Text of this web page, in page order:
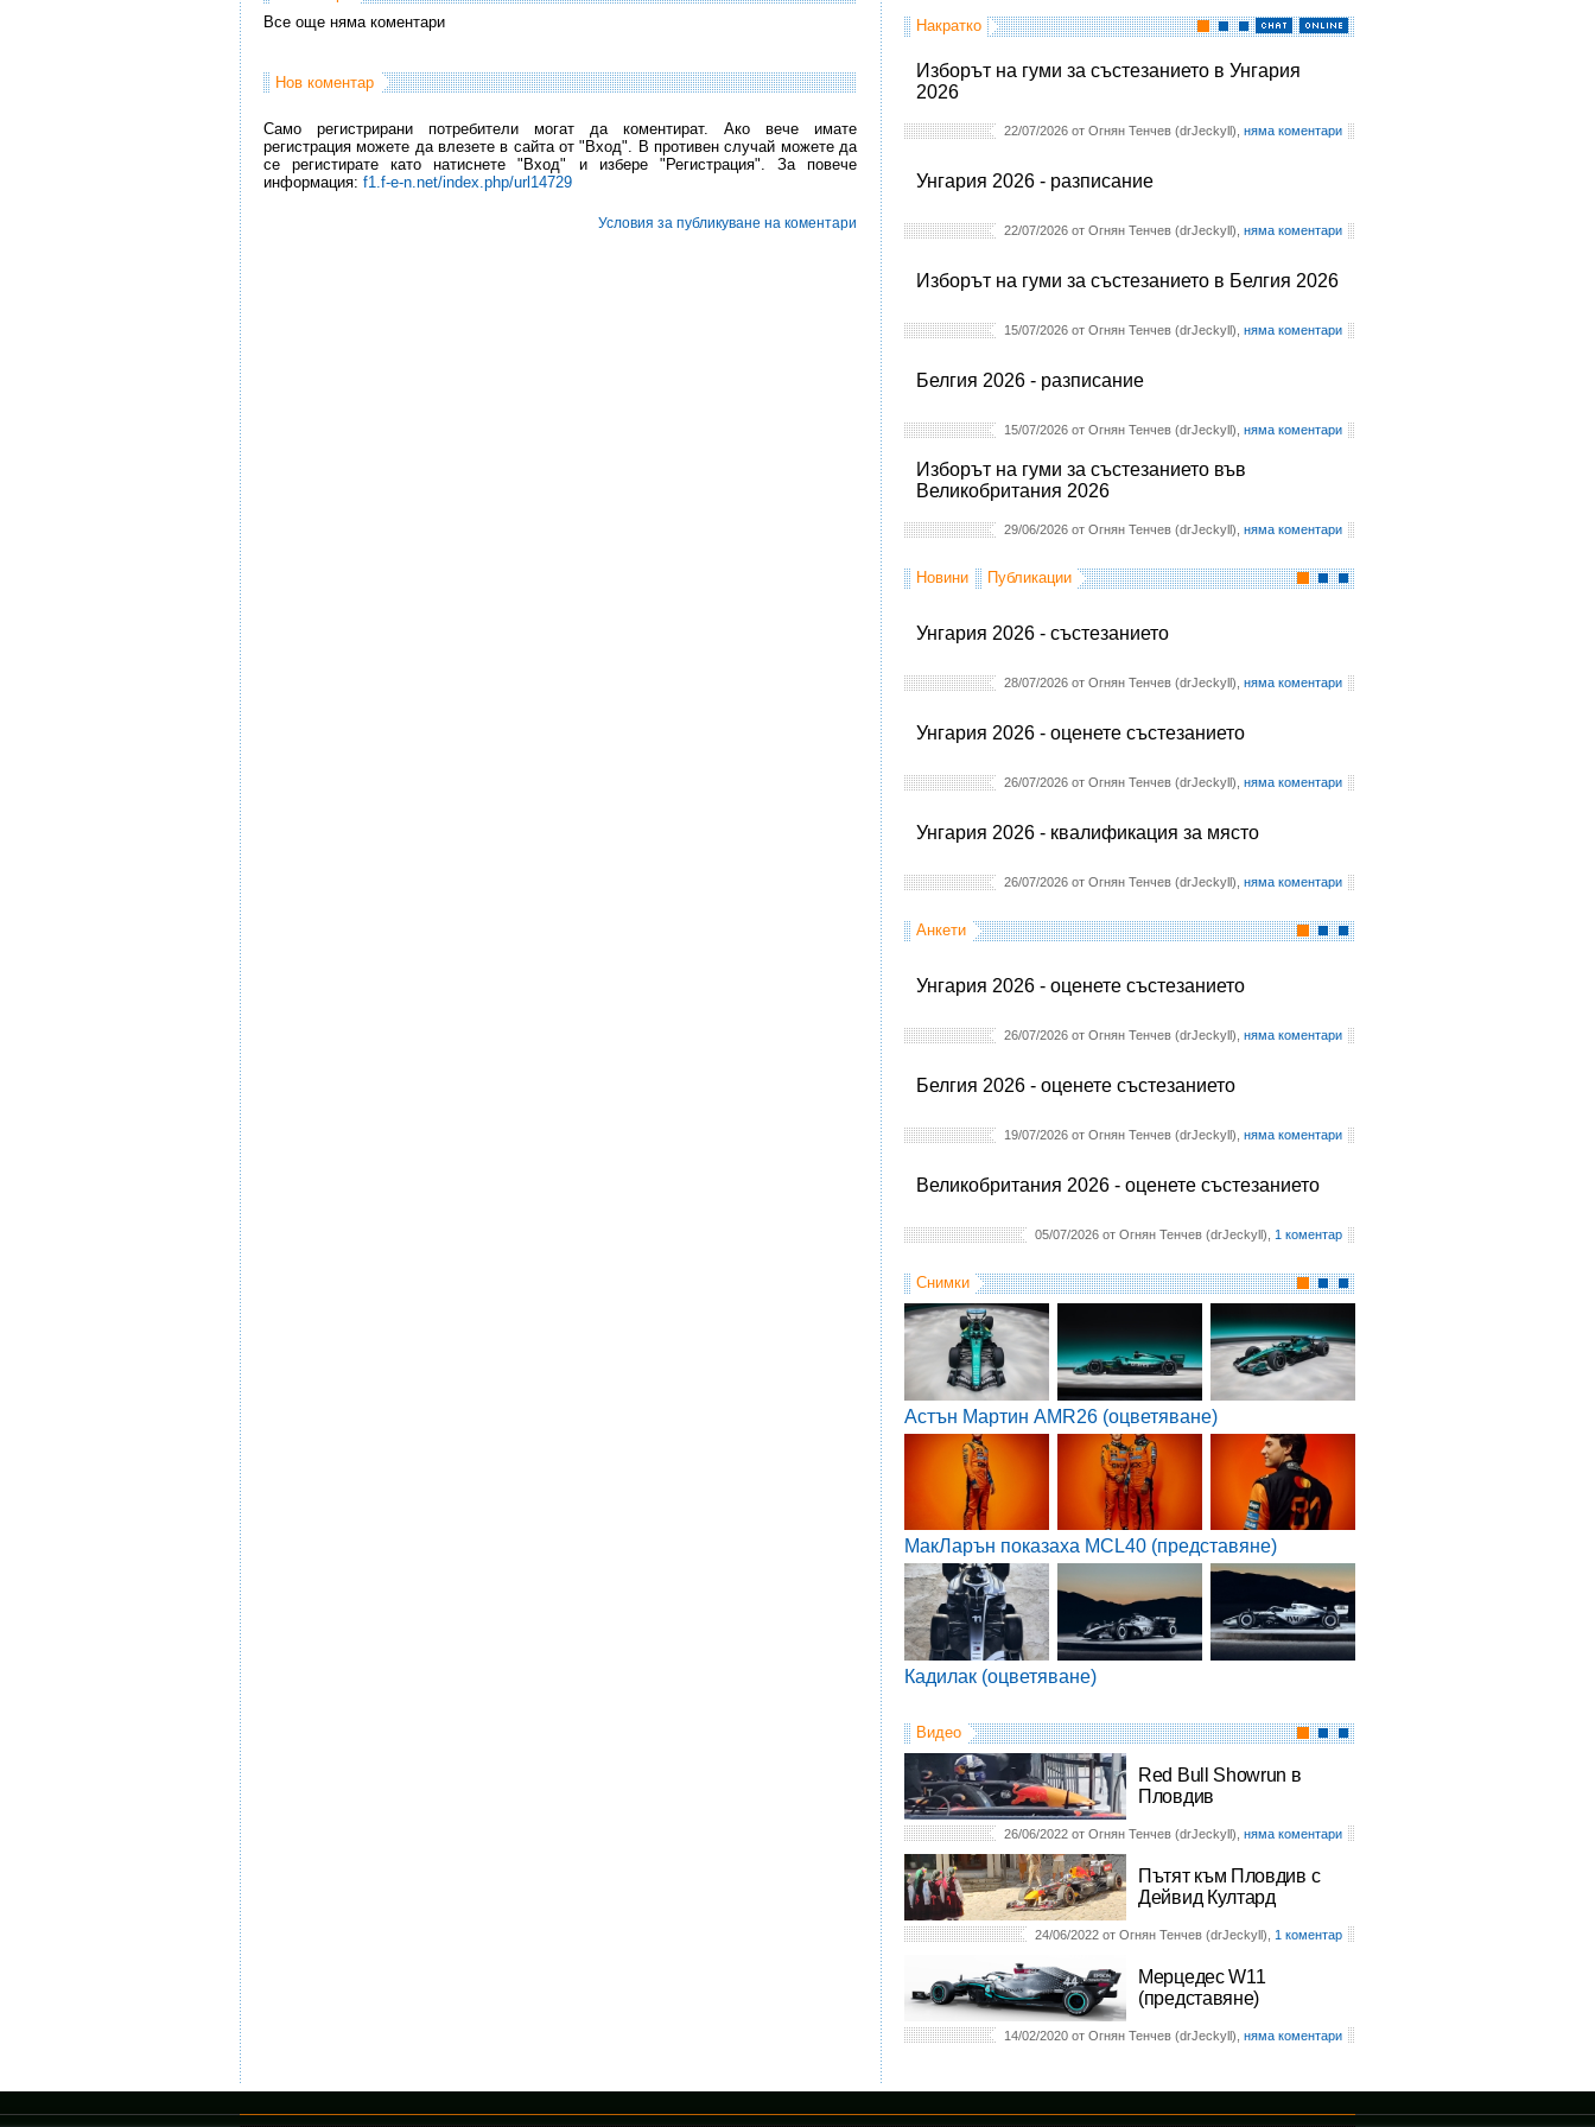
Накратко
Изборът на гуми за състезанието в Унгария
2026
22/07/2026 от Огнян Тенчев (drJeckyll), няма коментари
Унгария 2026 - разписание
22/07/2026 от Огнян Тенчев (drJeckyll), няма коментари
Изборът на гуми за състезанието в Белгия 2026
15/07/2026 от Огнян Тенчев (drJeckyll), няма коментари
Белгия 2026 - разписание
15/07/2026 от Огнян Тенчев (drJeckyll), няма коментари
Изборът на гуми за състезанието във
Великобритания 2026
29/06/2026 от Огнян Тенчев (drJeckyll), няма коментари
Новини Публикации
Унгария 2026 - състезанието
28/07/2026 от Огнян Тенчев (drJeckyll), няма коментари
Унгария 2026 - оценете състезанието
26/07/2026 от Огнян Тенчев (drJeckyll), няма коментари
Унгария 2026 - квалификация за място
26/07/2026 от Огнян Тенчев (drJeckyll), няма коментари
Анкети
Унгария 2026 - оценете състезанието
26/07/2026 от Огнян Тенчев (drJeckyll), няма коментари
Белгия 2026 - оценете състезанието
19/07/2026 от Огнян Тенчев (drJeckyll), няма коментари
Великобритания 2026 - оценете състезанието
05/07/2026 от Огнян Тенчев (drJeckyll), 1 коментар
Снимки
Астън Мартин AMR26 (оцветяване)
МакЛарън показаха MCL40 (представяне)
Кадилак (оцветяване)
Видео
Red Bull Showrun в
Пловдив
26/06/2022 от Огнян Тенчев (drJeckyll), няма коментари
Пътят към Пловдив с
Дейвид Култард
24/06/2022 от Огнян Тенчев (drJeckyll), 1 коментар
Мерцедес W11
(представяне)
14/02/2020 от Огнян Тенчев (drJeckyll), няма коментари
Все още няма коментари
Нов коментар
Само регистрирани потребители могат да коментират. Ако вече имате
регистрация можете да влезете в сайта от "Вход". В противен случай можете да
се регистирате като натиснете "Вход" и избере "Регистрация". За повече
информация: f1.f-e-n.net/index.php/url14729
Условия за публикуване на коментари